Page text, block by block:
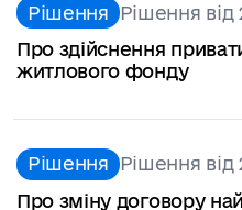
Рішення Рішення від
Про здійснення
житлового фонду
Рішення Рішення від
Про зміну договору